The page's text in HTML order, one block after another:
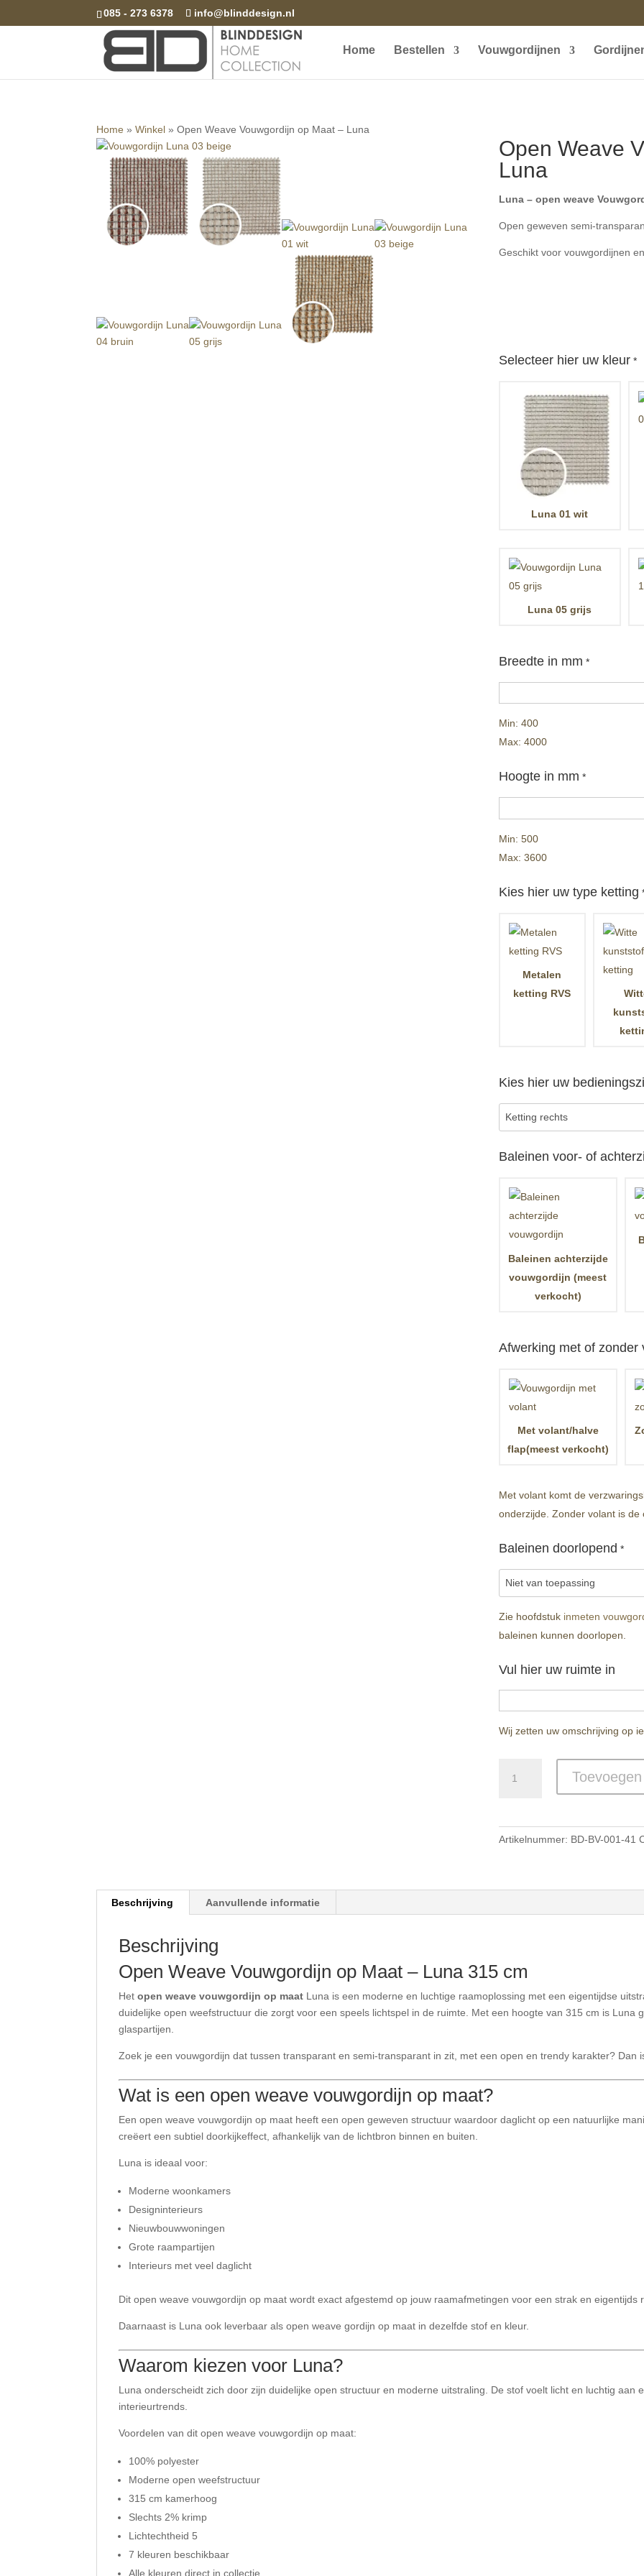
085 - 273 6378 info@blinddesign.nl
Home Bestellen Vouwgordijnen
Home »Winkel »Open Weave Vouwgordijn op Maat – Luna
Open Weave
Luna
Luna – open weave
Open geweven semi-
Geschikt voor vouwgordijnen
Selecteer hier uw kleur*
Luna 01 wit
Luna 05 grijs
Breedte in mm *
Min: 400
Max: 4000
Hoogte in mm *
Min: 500
Max: 3600
Kies hier uw type ketting
Metalen
ketting RVS
Kies hier uw
Baleinen voor- of
Baleinen achterzijde
vouwgordijn (meest
verkocht)
Afwerking met of zonder
Met volant/halve
flap(meest verkocht)
Met volant komt de
onderzijde. Zonder volant is
Baleinen doorlopend *
Zie hoofdstuk inmeten
baleinen kunnen doorlopen.
Vul hier uw ruimte in
Wij zetten uw omschrijving op
Weave
Artikelnummer: BD-BV-001-41
Beschrijving Aanvullende informatie
Beschrijving
Open Weave Vouwgordijn op Maat – Luna 315 cm
Hetopen weave vouwgordijn op maat Luna is een moderne en luchtige raamoplossing met een eigentijdse
duidelijke open weefstructuur die zorgt voor een speels lichtspel in de ruimte. Met een hoogte van 315 cm is Luna
glaspartijen.
Zoek je een vouwgordijn dat tussen transparant en semi-transparant in zit, met een open en trendy karakter? Dan
Wat is een open weave vouwgordijn op maat?
Een open weave vouwgordijn op maat heeft een open geweven structuur waardoor daglicht op een natuurlijke
creëert een subtiel doorkijkeffect, afhankelijk van de lichtbron binnen en buiten.
Luna is ideaal voor:
Moderne woonkamers
Designinterieurs
Nieuwbouwwoningen
Grote raampartijen
Interieurs met veel daglicht
Dit open weave vouwgordijn op maat wordt exact afgestemd op jouw raamafmetingen voor een strak en eigentijds
Daarnaast is Luna ook leverbaar als open weave gordijn op maat in dezelfde stof en kleur.
Waarom kiezen voor Luna?
Luna onderscheidt zich door zijn duidelijke open structuur en moderne uitstraling. De stof voelt licht en luchtig aan
interieurtrends.
Voordelen van dit open weave vouwgordijn op maat:
100% polyester
Moderne open weefstructuur
315 cm kamerhoog
Slechts 2% krimp
Lichtechtheid 5
7 kleuren beschikbaar
Alle kleuren direct in collectie